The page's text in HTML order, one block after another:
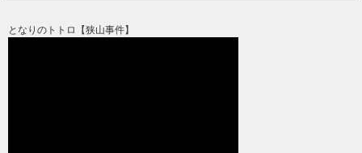
となりのトトロ【狭山事件】